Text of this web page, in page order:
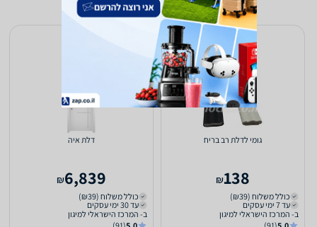
גומי לדלת רב בריח
138
₪
כולל משלוח (₪39)
עד 7 ימי עסקים
ב- המרכז הישראלי למיגון
דלת איה
6,839
₪
כולל משלוח (₪39)
עד 30 ימי עסקים
ב- המרכז הישראלי למיגון